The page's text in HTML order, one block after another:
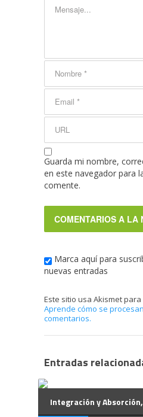
Guarda mi nombre,
en este navegador para
comente.
Marca aquí para
nuevas entradas
Este sitio usa Akismet
Aprende cómo se
comentarios.
Entradas
Integración y